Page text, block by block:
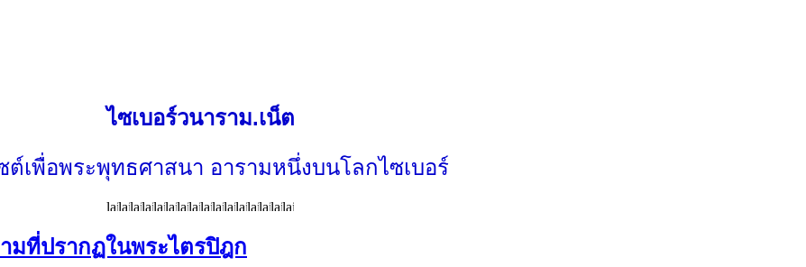
ไซเบอร์วนาราม.เน็ต
ต์เพื่อพระพุทธศาสนา อารามหนึ่งบนโลกไซเบอร์
มที่ปรากฏในพระไตรปิฎก